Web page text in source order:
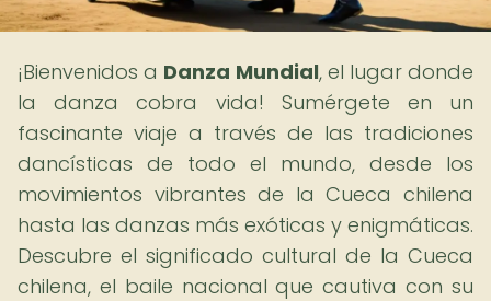
¡Bienvenidos a Danza Mundial, el lugar donde
la danza cobra vida! Sumérgete en un
fascinante viaje a través de las tradiciones
dancísticas de todo el mundo, desde los
movimientos vibrantes de la Cueca chilena
hasta las danzas más exóticas y enigmáticas.
Descubre el significado cultural de la Cueca
chilena, el baile nacional que cautiva con su